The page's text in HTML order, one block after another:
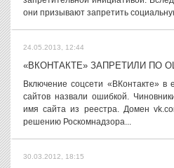
они призывают запретить
24.05.2013, 12:44
«ВКОНТАКТЕ» ЗАПРЕТИЛИ ПО
Включение соцсети «ВКонтакте»
сайтов назвали ошибкой.
имя сайта из реестра. Домен
решению Роскомнадзора...
30.03.2012, 18:15